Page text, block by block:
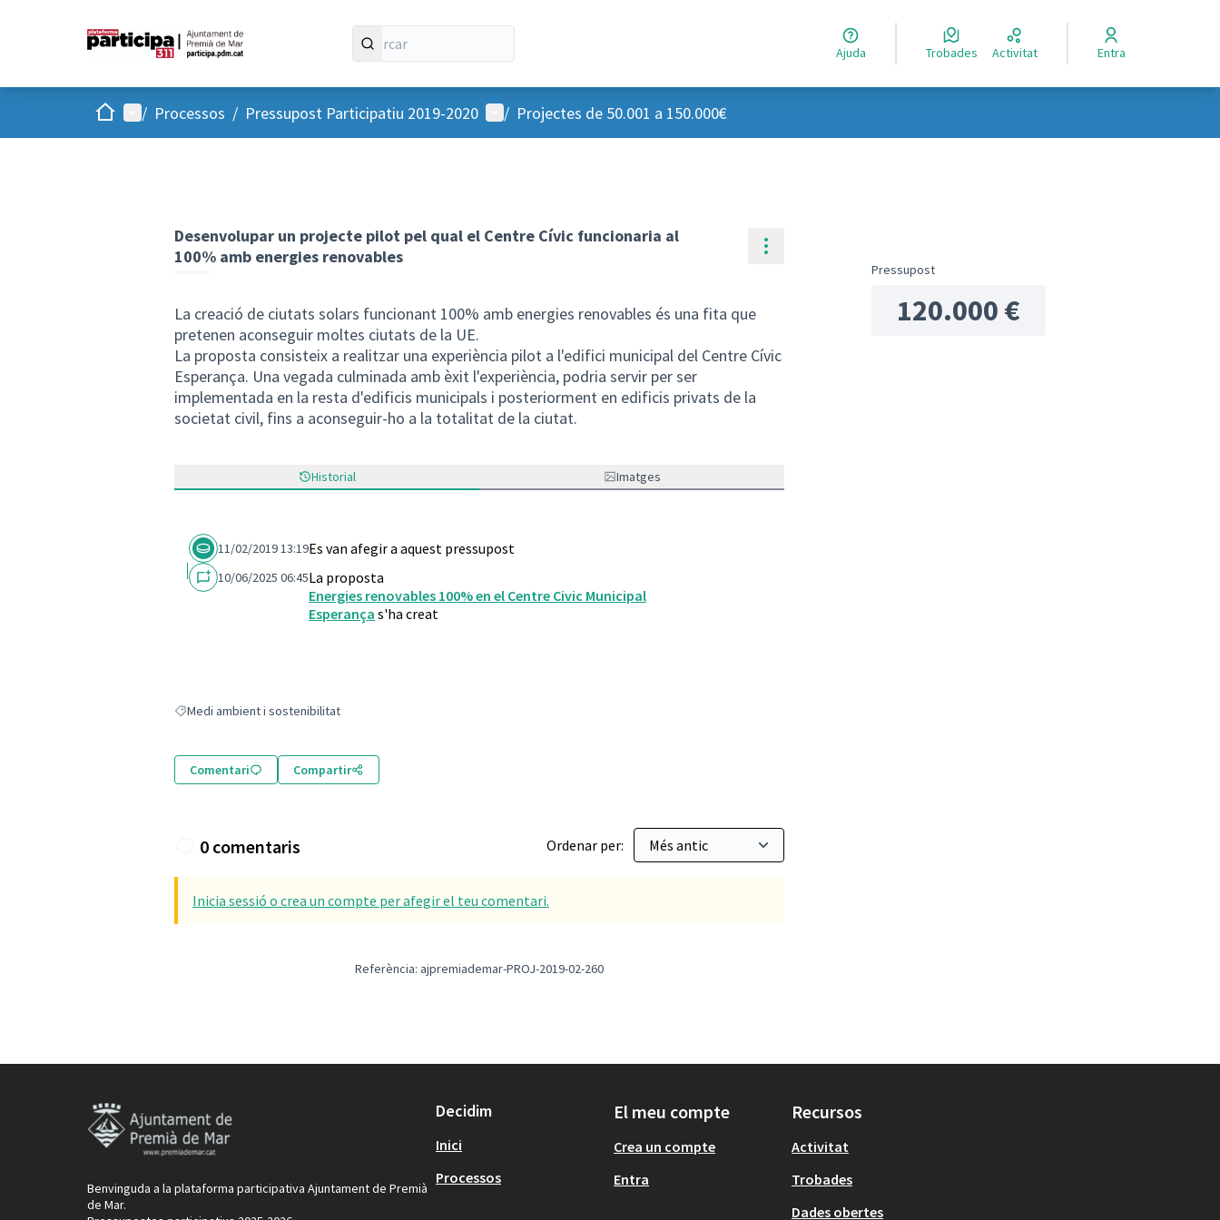
Ajuda Trobades Activitat Entra
Inici Menú principal
/ Processos / Pressupost Participatiu 2019-2020 Menú d'usuari
/ Projectes de 50.001 a 150.000€
Desenvolupar un projecte pilot pel qual el Centre Cívic funcionaria al
100% amb energies renovables
Controls de recursos
La creació de ciutats solars funcionant 100% amb energies renovables és una fita que
pretenen aconseguir moltes ciutats de la UE.
La proposta consisteix a realitzar una experiència pilot a l'edifici municipal del Centre Cívic
Esperança. Una vegada culminada amb èxit l'experiència, podria servir per ser
implementada en la resta d'edificis municipals i posteriorment en edificis privats de la
societat civil, fins a aconseguir-ho a la totalitat de la ciutat.
Historial Imatges
11/02/2019 13:19Es van afegir a aquest pressupost
10/06/2025 06:45La proposta
Energies renovables 100% en el Centre Civic Municipal
Esperança s'ha creat
Resultats en filtrar per: Medi ambient i sostenibilitat
Medi ambient i sostenibilitat
Comentari Compartir
Pressupost
120.000 €
0 comentaris Ordenar per:
Inicia sessió o crea un compte per afegir el teu comentari.
Referència: ajpremiademar-PROJ-2019-02-260
Benvinguda a la plataforma participativa Ajuntament de Premià
de Mar.
Decidim
Inici
Processos
El meu compte
Crea un compte
Entra
Recursos
Activitat
Trobades
Dades obertes